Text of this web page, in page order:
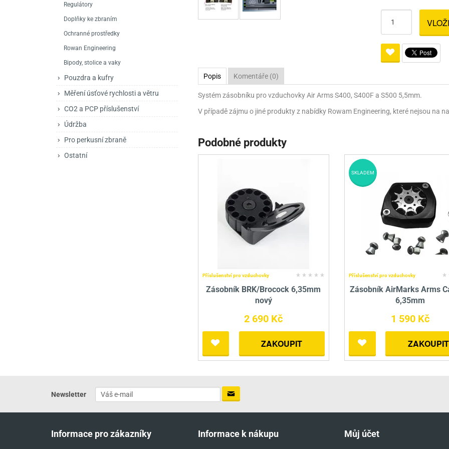
Brokovnice samonabíjecí
Pistole samonabíjecí
Zavírací nože
Mačety a sekery
Luky
Kuše
Obranné prostředky Obranné spreje
Pro lištu weaver a picatinny
Náboje na ZP Pistolové a revolverové náboje
Pro perkusní zbraně
Regulátory
Doplňky ke zbraním
Ochranné prostředky
Rowan Engineering
Bipody, stolice a vaky
Pouzdra a kufry
Měření úsťové rychlosti a větru
CO2 a PCP příslušenství
Údržba
Pro perkusní zbraně
Ostatní
Popis Komentáře (0)
Systém zásobníku pro vzduchovky Air Arms S400, S400F a S500 5,5mm.
V případě zájmu o jiné produkty z nabídky Rowam Engineering, které nejsou na
Podobné produkty
Příslušenství pro vzduchovky
Zásobník BRK/Brocock 6,35mm
nový
2 690 Kč
ZAKOUPIT
Příslušenství pro vzduchovky
Zásobník AirMarks Arms
6,35mm
1 590 Kč
ZAKOUPIT
SKLADEM
Newsletter
Informace pro zákazníky Informace k nákupu Můj účet